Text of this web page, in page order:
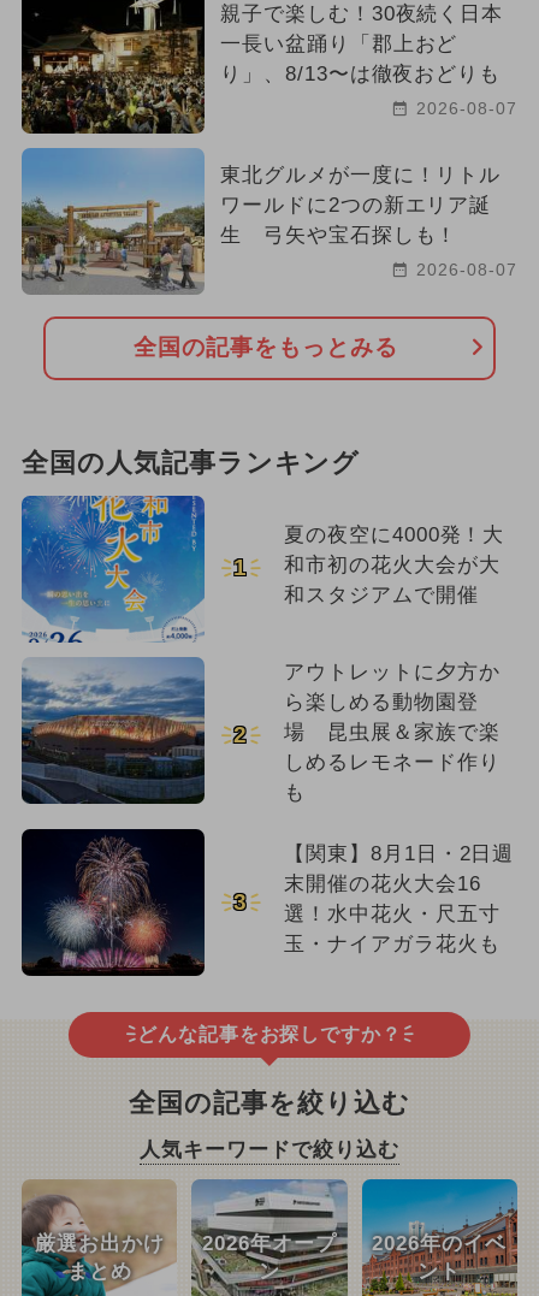
親子で楽しむ！30夜続く日本
一長い盆踊り「郡上おど
り」、8/13〜は徹夜おどりも
2026-08-07
東北グルメが一度に！リトル
ワールドに2つの新エリア誕
生 弓矢や宝石探しも！
2026-08-07
全国の記事をもっとみる
全国の人気記事ランキング
1
夏の夜空に4000発！大
和市初の花火大会が大
和スタジアムで開催
2
アウトレットに夕方か
ら楽しめる動物園登
場 昆虫展＆家族で楽
しめるレモネード作り
も
3
【関東】8月1日・2日週
末開催の花火大会16
選！水中花火・尺五寸
玉・ナイアガラ花火も
どんな記事をお探しですか？
全国の記事を絞り込む
人気キーワードで絞り込む
厳選お出かけ
まとめ
2026年オープ
ン
2026年のイベ
ント